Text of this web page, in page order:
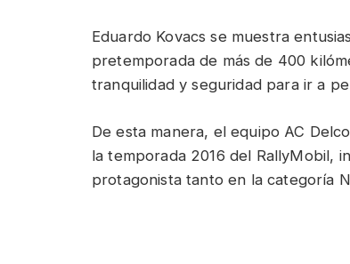
Eduardo Kovacs se muestra
pretemporada de más de 400
tranquilidad y seguridad para ir a
De esta manera, el equipo AC
la temporada 2016 del RallyMobil,
protagonista tanto en la categoría